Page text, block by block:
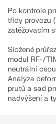
Po kontrole
třídy provozu
zatěžovacím
Složené
modul RF-/
neutrální
Analýza
prutů a sad
nadvýšení a